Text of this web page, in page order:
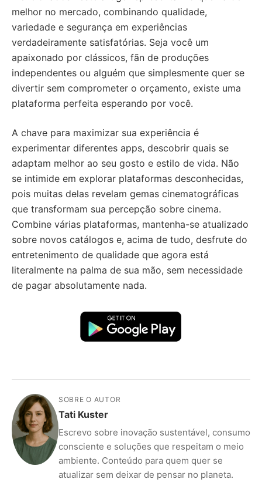
melhor no mercado, combinando qualidade,
variedade e segurança em experiências
verdadeiramente satisfatórias. Seja você um
apaixonado por clássicos, fãn de produções
independentes ou alguém que simplesmente quer se
divertir sem comprometer o orçamento, existe uma
plataforma perfeita esperando por você.
A chave para maximizar sua experiência é
experimentar diferentes apps, descobrir quais se
adaptam melhor ao seu gosto e estilo de vida. Não
se intimide em explorar plataformas desconhecidas,
pois muitas delas revelam gemas cinematográficas
que transformam sua percepção sobre cinema.
Combine várias plataformas, mantenha-se atualizado
sobre novos catálogos e, acima de tudo, desfrute do
entretenimento de qualidade que agora está
literalmente na palma de sua mão, sem necessidade
de pagar absolutamente nada.
SOBRE O AUTOR
Tati Kuster
Escrevo sobre inovação sustentável, consumo
consciente e soluções que respeitam o meio
ambiente. Conteúdo para quem quer se
atualizar sem deixar de pensar no planeta.